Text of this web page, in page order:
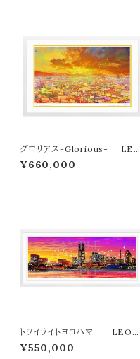
グロリアス-Glorious- LEO
N TERASHIMA版画作品３３作
限定（オンライン限定特典付き作
¥660,000
トワイライトヨコハマ LEON
TERASHIMA版画作品77作限
定（オンライン限定特典付き作
¥550,000